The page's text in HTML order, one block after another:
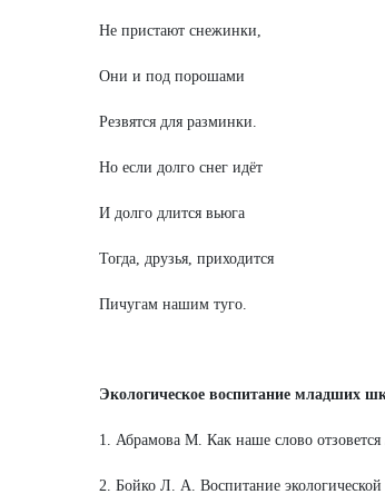
Не пристают снежинки,
Они и под порошами
Резвятся для разминки.
Но если долго снег идёт
И долго длится вьюга
Тогда, друзья, приходится
Пичугам нашим туго.
Экологическое воспитание младших
1. Абрамова М. Как наше слово
2. Бойко Л. А. Воспитание